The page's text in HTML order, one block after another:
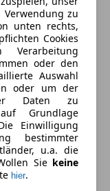
zu
unten rechts,
Cookies
oder den
Auswahl
oder um der
Daten zu
Grundlage
Einwilligung
bestimmter
u.a. die
Sie keine
hier.